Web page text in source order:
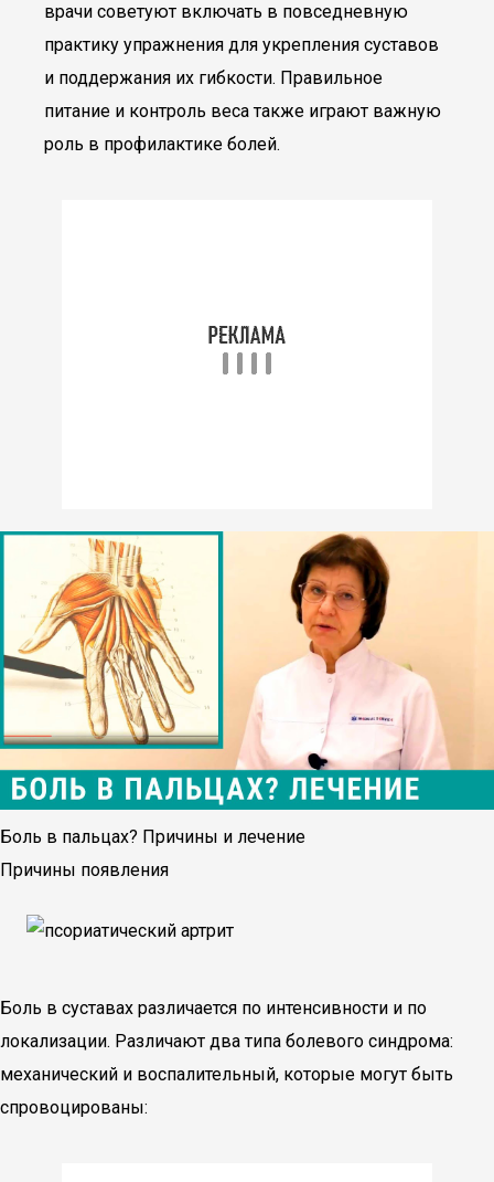
врачи советуют включать в повседневную
практику упражнения для укрепления суставов
и поддержания их гибкости. Правильное
питание и контроль веса также играют важную
роль в профилактике болей.
Боль в пальцах? Причины и лечение
Причины появления
Боль в суставах различается по интенсивности и по
локализации. Различают два типа болевого синдрома:
механический и воспалительный, которые могут быть
спровоцированы: